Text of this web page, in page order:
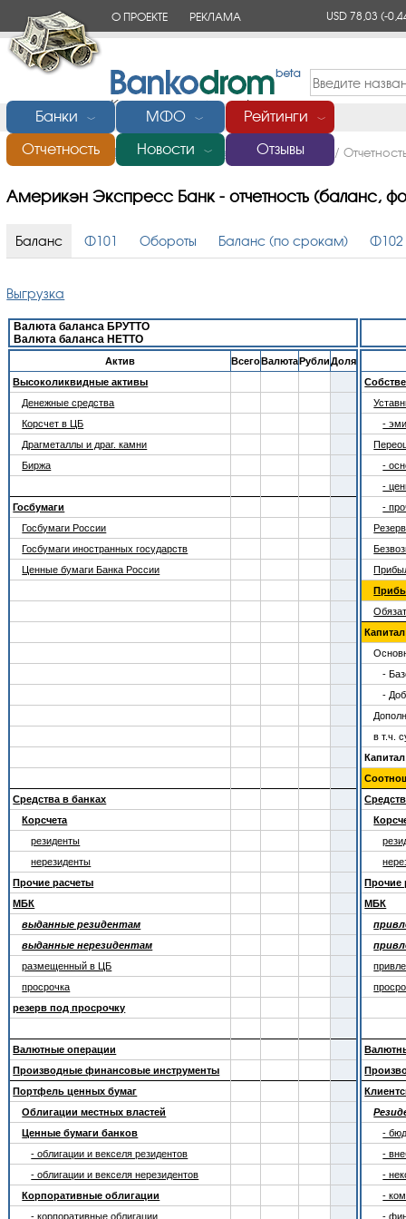
О ПРОЕКТЕ РЕКЛАМА USD 78,03(-
Банки ﹀ МФО ﹀ Рейтинги ﹀
Отчетность Новости ﹀ Отзывы
Главная/Банки России/Америкэн Экспресс Банк /
Америкэн Экспресс Банк - отчетность (баланс,
Баланс Ф101 Обороты Баланс (по срокам) Ф102
Выгрузка
Валюта баланса БРУТТО
Валюта баланса НЕТТО
Aктив ВсегоВалютаРублиДоля
Высоколиквидные активы
Денежные средства
Корсчет в ЦБ
Драгметаллы и драг. камни
Биржа
Госбумаги
Госбумаги России
Госбумаги иностранных государств
Ценные бумаги Банка России
Средства в банках
Корсчета
резиденты
нерезиденты
Прочие расчеты
МБК
выданные резидентам
выданные нерезидентам
размещенный в ЦБ
просрочка
резерв под просрочку
Валютные операции
Производные финансовые инструменты
Портфель ценных бумаг
Облигации местных властей
Ценные бумаги банков
- облигации и векселя резидентов
- облигации и векселя нерезидентов
Корпоративные облигации
- корпоративные облигации
-
-
-
-
-
-
в т.ч.
Прочие
МБК
-
-
-
-
-